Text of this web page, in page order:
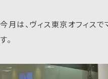
今月は、ヴィス東京オフィス
す。